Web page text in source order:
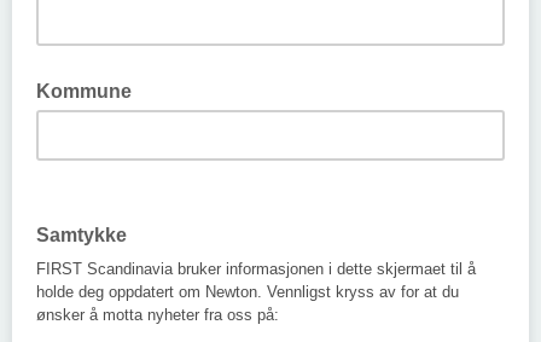
Kommune
Samtykke
FIRST Scandinavia bruker informasjonen i dette skjermaet til å
holde deg oppdatert om Newton. Vennligst kryss av for at du
ønsker å motta nyheter fra oss på: